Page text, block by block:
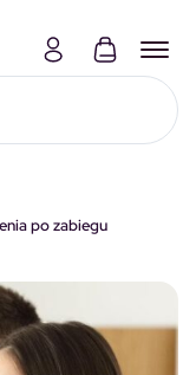
po zabiegu